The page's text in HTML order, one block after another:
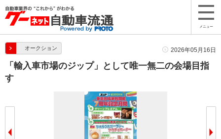
メニュー
オークション 2026年05月16日
「輸入車市場のジップ」として唯一無二の会場目指
す